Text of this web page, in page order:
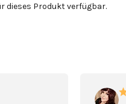
dieses Produkt verfügbar.